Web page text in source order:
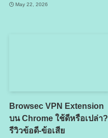
May 22, 2026
Browsec VPN Extension
บน Chrome ใช้ดีหรือเปล่า?
รีวิวข้อดี-ข้อเสีย